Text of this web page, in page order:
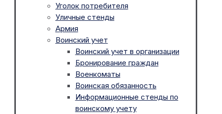
Уголок потребителя
Уличные стенды
Армия
Воинский учет
Воинский учет в организации
Бронирование граждан
Военкоматы
Воинская обязанность
Информационные стенды по
воинскому учету